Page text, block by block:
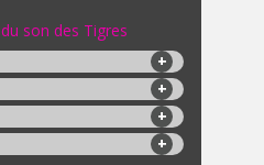
son des Tigres